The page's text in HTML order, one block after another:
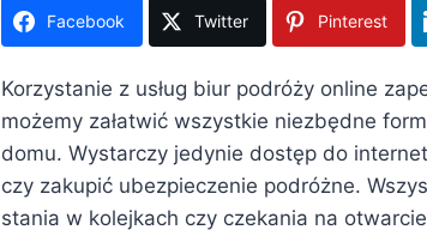
Facebook Twitter Pinterest
Korzystanie z usług biur podróży online
możemy załatwić wszystkie niezbędne
domu. Wystarczy jedynie dostęp do
czy zakupić ubezpieczenie podróżne.
stania w kolejkach czy czekania na